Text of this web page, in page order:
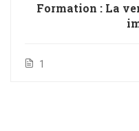
Formation : La
1